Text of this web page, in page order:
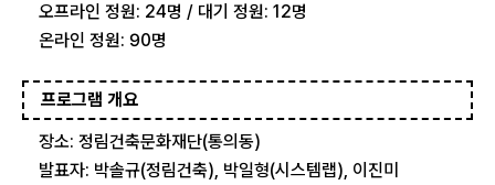
오프라인 정원: 24명 / 대기 정원: 12명
온라인 정원: 90명
프로그램 개요
장소: 정림건축문화재단(통의동)
발표자: 박솔규(정림건축), 박일형(시스템랩), 이진미